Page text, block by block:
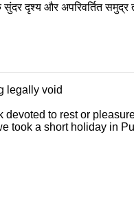
सुंदर दृश्य और अपरिवर्तित
legally void
devoted to rest or
took a short holiday in